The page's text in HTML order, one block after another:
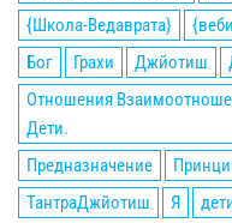
{Школа-Ведаврата}
Бог
Грахи Джйотиш
Отношения
Дети.
Предназначение
ТантраДжйотиш
Я